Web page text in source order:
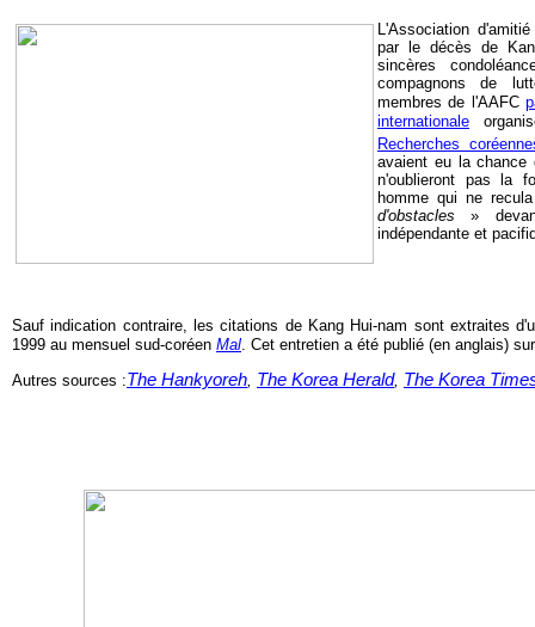
L'Association
par le décès de
sincères
compagnons de
membres de l'AAFC
internationale
Recherches
avaient eu la
n'oublieront pas la
homme qui ne
d'obstacles »
indépendante et
Sauf indication contraire, les citations de Kang Hui-nam sont extraites
1999 au mensuel sud-coréen Mal . Cet entretien a été publié (en anglais)
Autres sources :The Hankyoreh The Korea Herald, The Korea